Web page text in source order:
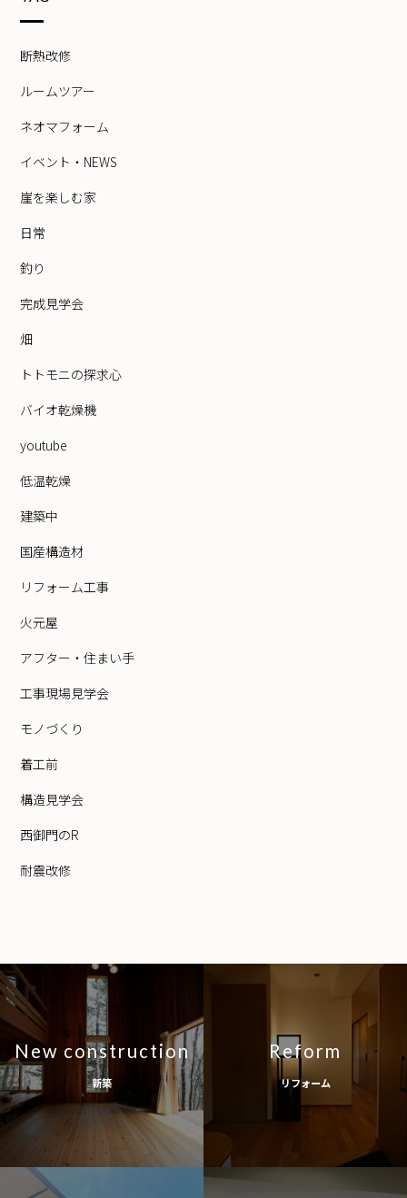
断熱改修
ルームツアー
ネオマフォーム
イベント・NEWS
崖を楽しむ家
日常
釣り
完成見学会
畑
トトモニの探求心
バイオ乾燥機
youtube
低温乾燥
建築中
国産構造材
リフォーム工事
火元屋
アフター・住まい手
工事現場見学会
モノづくり
着工前
構造見学会
西御門のR
耐震改修
New construction
新築
Reform
リフォーム